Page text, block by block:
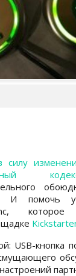
силу
И помочь
USB-кнопка